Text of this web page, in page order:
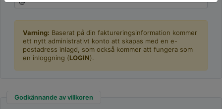
Varning: Baserat på din faktureringsinformation kommer
ett nytt administrativt konto att skapas med en e-
postadress inlagd, som också kommer att fungera som
en inloggning (LOGIN).
Godkännande av villkoren